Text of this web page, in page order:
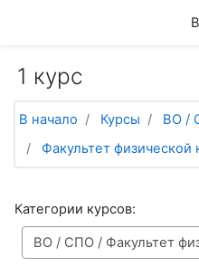
1 курс
В начало Курсы
ВО /
Факультет физической
Категории курсов: